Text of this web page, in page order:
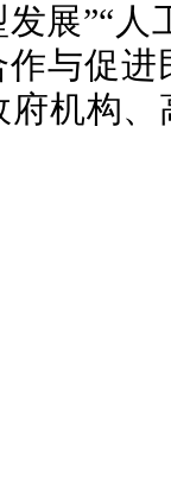
展”“人
作与促
机构